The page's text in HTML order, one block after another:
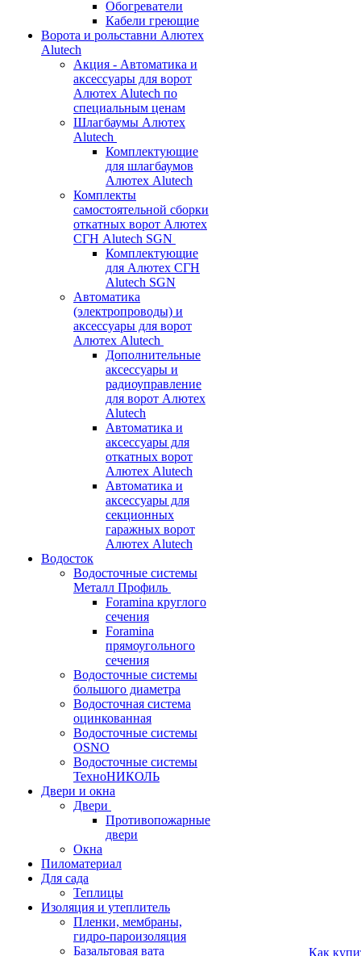
Обогреватели
Кабели греющие
Ворота и рольставни Алютех
Alutech
Акция - Автоматика и
аксессуары для ворот
Алютех Alutech по
специальным ценам
Шлагбаумы Алютех
Alutech
Комплектующие
для шлагбаумов
Алютех Alutech
Комплекты
самостоятельной сборки
откатных ворот Алютех
СГН Alutech SGN
Комплектующие
для Алютех СГН
Alutech SGN
Автоматика
(электропроводы) и
аксессуары для ворот
Алютех Alutech
Дополнительные
аксессуары и
радиоуправление
для ворот Алютех
Alutech
Автоматика и
аксессуары для
откатных ворот
Алютех Alutech
Автоматика и
аксессуары для
секционных
гаражных ворот
Алютех Alutech
Водосток
Водосточные системы
Металл Профиль
Foramina круглого
сечения
Foramina
прямоугольного
сечения
Водосточные системы
большого диаметра
Водосточная система
оцинкованная
Водосточные системы
OSNO
Водосточные системы
ТехноНИКОЛЬ
Двери и окна
Двери
Противопожарные
двери
Окна
Пиломатериал
Для сада
Теплицы
Изоляция и утеплитель
Пленки, мембраны,
гидро-пароизоляция
Базальтовая вата
Как